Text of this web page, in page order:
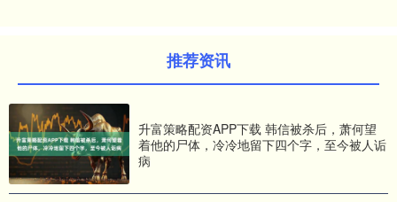
推荐资讯
升富策略配资APP下载 韩信被杀后，萧何望
着他的尸体，冷冷地留下四个字，至今被人诟
病